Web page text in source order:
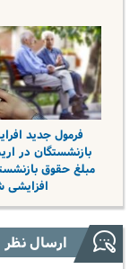
فرمول جدید
بازنشستگان در
مبلغ حقوق
افزایشی
ارسال نظر